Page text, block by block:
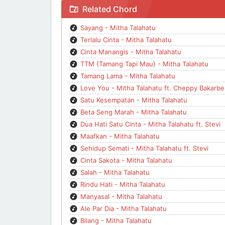
Related Chord
Sayang - Mitha Talahatu
Terlalu Cinta - Mitha Talahatu
Cinta Manangis - Mitha Talahatu
TTM (Tamang Tapi Mau) - Mitha Talahatu
Tamang Lama - Mitha Talahatu
Love You - Mitha Talahatu ft. Cheppy
Satu Kesempatan - Mitha Talahatu
Beta Seng Marah - Mitha Talahatu
Dua Hati Satu Cinta - Mitha Talahatu ft. Stevi
Maafkan - Mitha Talahatu
Sehidup Semati - Mitha Talahatu ft. Stevi
Cinta Sakota - Mitha Talahatu
Salah - Mitha Talahatu
Rindu Hati - Mitha Talahatu
Manyasal - Mitha Talahatu
Ale Par Dia - Mitha Talahatu
Bilang - Mitha Talahatu